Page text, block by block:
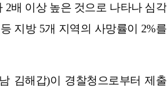
배 이상 높은 것으로 나타나 심각
지방 5개 지역의 사망률이 2%를
김해갑)이 경찰청으로부터 제출